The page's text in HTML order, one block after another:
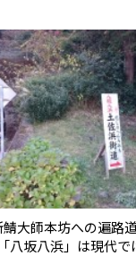
鯖大師本坊への遍路
八坂八浜」は現代で